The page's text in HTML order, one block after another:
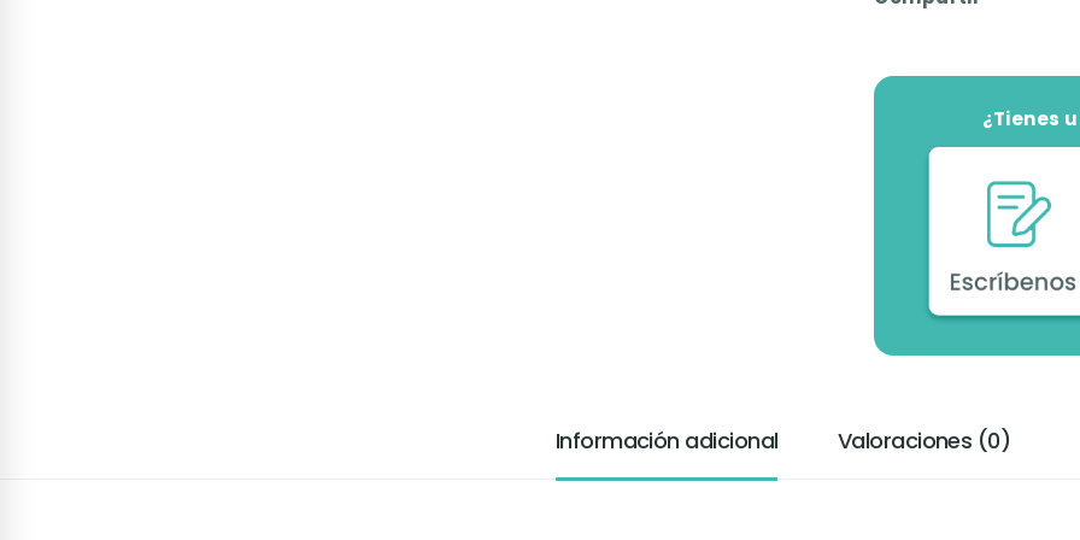
¿Tienes
Información adicional Valoraciones (0)